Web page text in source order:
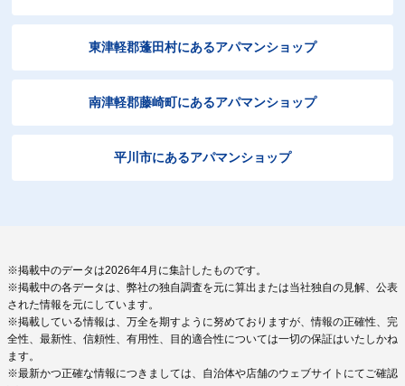
東津軽郡蓬田村にあるアパマンショップ
南津軽郡藤崎町にあるアパマンショップ
平川市にあるアパマンショップ
※掲載中のデータは2026年4月に集計したものです。
※掲載中の各データは、弊社の独自調査を元に算出または当社独自の見解、公表
された情報を元にしています。
※掲載している情報は、万全を期すように努めておりますが、情報の正確性、完
全性、最新性、信頼性、有用性、目的適合性については一切の保証はいたしかね
ます。
※最新かつ正確な情報につきましては、自治体や店舗のウェブサイトにてご確認